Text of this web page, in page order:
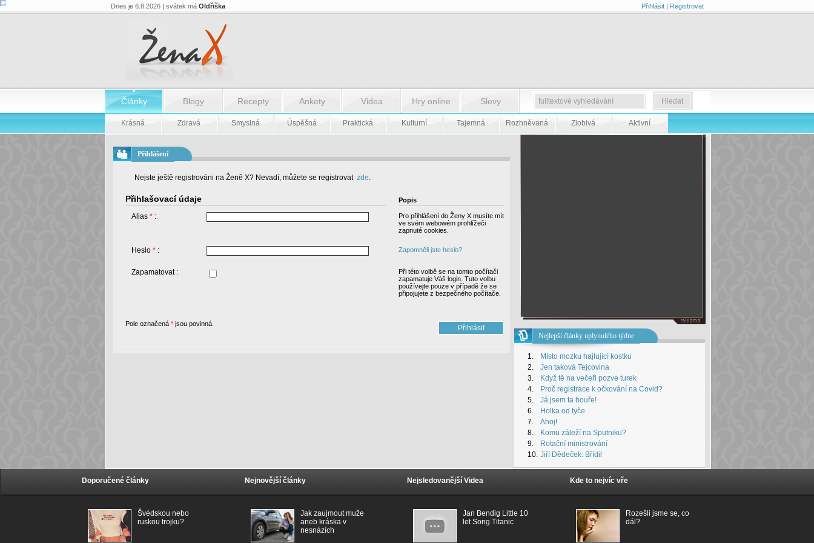
Dnes je 6.8.2026 | svátek má Oldřiška Přihlásit| Registrovat
Články Blogy Recepty Ankety Videa Hry online Slevy
Krásná Zdravá Smyslná Úspěšná Praktická Kulturní Tajemná Rozhněvaná Zlobivá Aktivní
Přihlášení
Nejste ještě registrováni na Ženě X? Nevadí, můžete se registrovat zde.
Přihlašovací údaje Popis
Alias *:
Pro přihlášení do Ženy X musíte mít
ve svém webowém prohlížeči
zapnuté cookies.
Heslo *: Zapomněli jste heslo?
Zapamatovat :
Při této volbě se na tomto počítači
zapamatuje Váš login. Tuto volbu
používejte pouze v případě že se
připojujete z bezpečného počítače.
Pole označená *jsou povinná.
Nejlepší články uplynulého týdne
1.
Místo mozku hajlující kostku
2.
Jen taková Tejcovina
3.
Když tě na večeři pozve turek
4.
Proč registrace k očkování na Covid?
5.
Já jsem ta bouře!
6.
Holka od tyče
7.
Ahoj!
8.
Komu záleží na Sputniku?
9.
Rotační ministrování
10. Jiří Dědeček: Břídil
Doporučené články
Švédskou nebo
ruskou trojku?
Nejnovější články
Jak zaujmout muže
aneb kráska v
nesnázích
Nejsledovanější Videa
Jan Bendig Little 10
let Song Titanic
Kde to nejvíc vře
Rozešli jsme se, co
dál?